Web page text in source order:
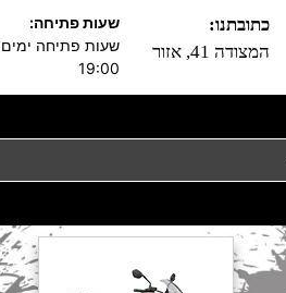
כתובתנו:
המצודה 41, אזור
שעות פתיחה:
19:00